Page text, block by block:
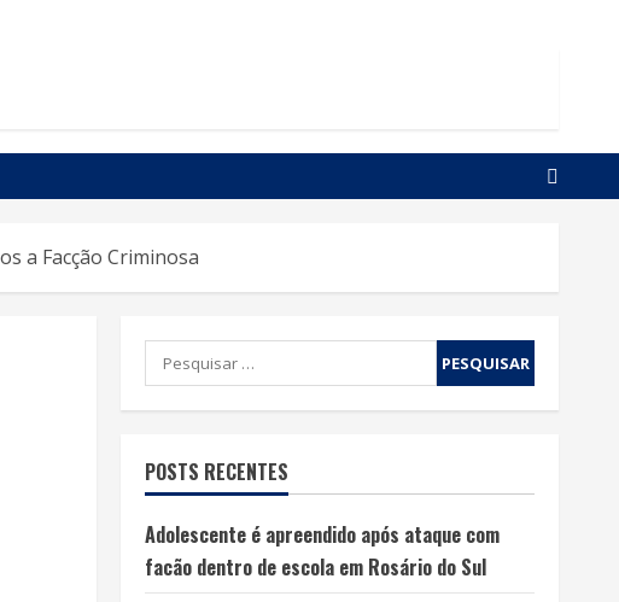
a Facção Criminosa
POSTS RECENTES
Adolescente é apreendido após ataque com
facão dentro de escola em Rosário do Sul